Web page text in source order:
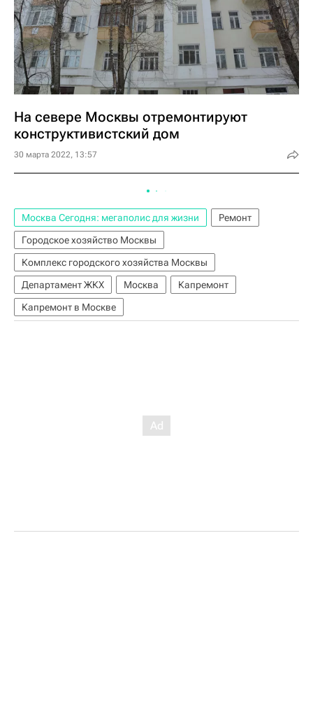
На севере Москвы отремонтируют
конструктивистский дом
30 марта 2022, 13:57
Москва Сегодня: мегаполис для жизни
Ремонт
Городское хозяйство Москвы
Комплекс городского хозяйства Москвы
Департамент ЖКХ
Москва
Капремонт
Капремонт в Москве